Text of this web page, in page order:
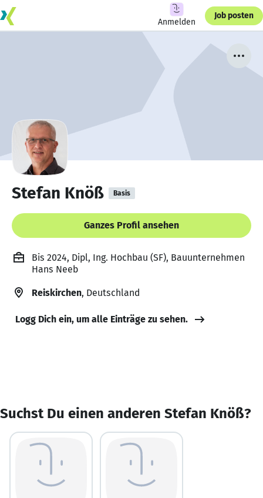
Anmelden
Job posten
Stefan Knöß Basis
Ganzes Profil ansehen
Bis 2024, Dipl, Ing. Hochbau (SF), Bauunternehmen
Hans Neeb
Reiskirchen, Deutschland
Logg Dich ein, um alle Einträge zu sehen.
Suchst Du einen anderen Stefan Knöß?